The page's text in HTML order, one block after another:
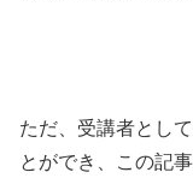
ただ、受講者とし
とができ、この記